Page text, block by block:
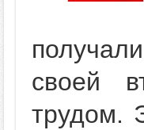
своей
трудом.